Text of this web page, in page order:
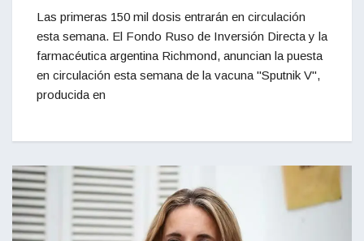
Las primeras 150 mil dosis entrarán en circulación
esta semana. El Fondo Ruso de Inversión Directa y la
farmacéutica argentina Richmond, anuncian la puesta
en circulación esta semana de la vacuna "Sputnik V",
producida en